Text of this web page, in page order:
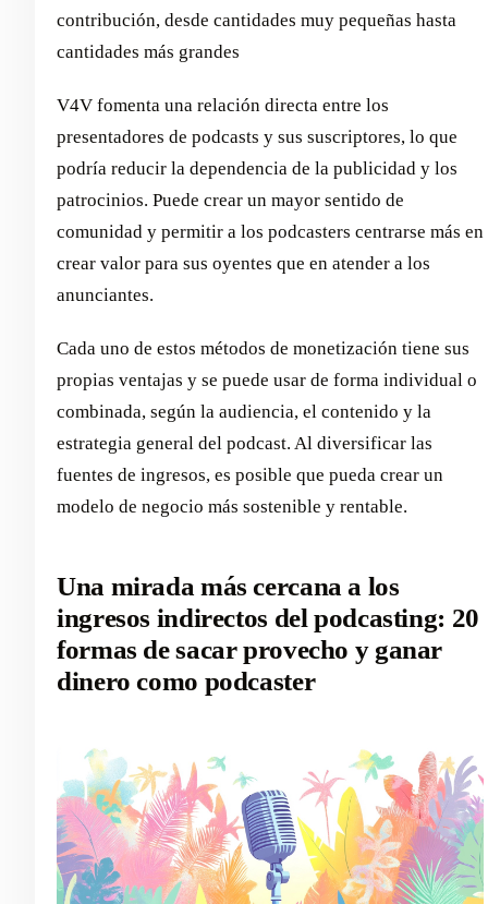
contribución, desde cantidades muy pequeñas hasta
cantidades más grandes
V4V fomenta una relación directa entre los
presentadores de podcasts y sus suscriptores, lo que
podría reducir la dependencia de la publicidad y los
patrocinios. Puede crear un mayor sentido de
comunidad y permitir a los podcasters centrarse más en
crear valor para sus oyentes que en atender a los
anunciantes.
Cada uno de estos métodos de monetización tiene sus
propias ventajas y se puede usar de forma individual o
combinada, según la audiencia, el contenido y la
estrategia general del podcast. Al diversificar las
fuentes de ingresos, es posible que pueda crear un
modelo de negocio más sostenible y rentable.
Una mirada más cercana a los
ingresos indirectos del podcasting: 20
formas de sacar provecho y ganar
dinero como podcaster